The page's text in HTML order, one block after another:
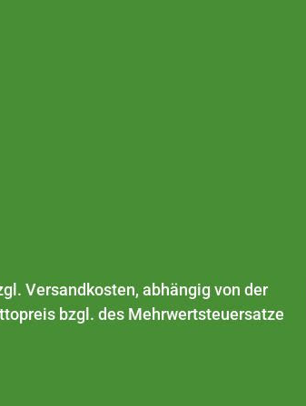
Versandkosten, abhängig von der
bzgl. des Mehrwertsteuersatze